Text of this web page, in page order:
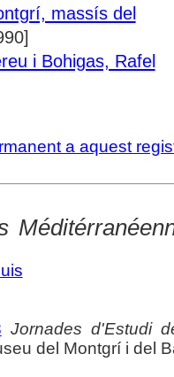
massís del
i Bohigas, Rafel
a aquest
Jornades d'Estudi
del Montgrí i del